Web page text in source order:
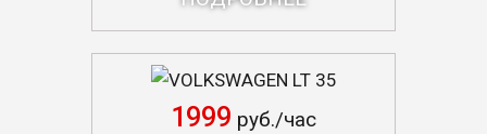
VOLKSWAGEN LT 35
1999 руб./час